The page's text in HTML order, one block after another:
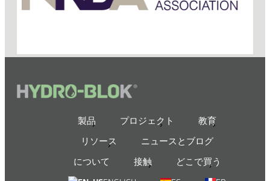
製品 プロジェクト
教育
リソース
ニュースとブログ
について
接触
どこで買う